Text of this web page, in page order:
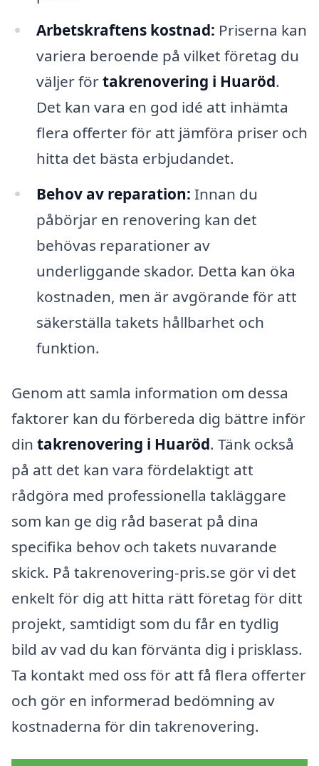
Arbetskraftens kostnad: Priserna kan
variera beroende på vilket företag du
väljer förtakrenovering i Huaröd.
Det kan vara en god idé att inhämta
flera offerter för att jämföra priser och
hitta det bästa erbjudandet.
Behov av reparation: Innan du
påbörjar en renovering kan det
behövas reparationer av
underliggande skador. Detta kan öka
kostnaden, men är avgörande för att
säkerställa takets hållbarhet och
funktion.
Genom att samla information om dessa
faktorer kan du förbereda dig bättre inför
din takrenovering i Huaröd. Tänk också
på att det kan vara fördelaktigt att
rådgöra med professionella takläggare
som kan ge dig råd baserat på dina
specifika behov och takets nuvarande
skick. På takrenovering-pris.se gör vi det
enkelt för dig att hitta rätt företag för ditt
projekt, samtidigt som du får en tydlig
bild av vad du kan förvänta dig i prisklass.
Ta kontakt med oss för att få flera offerter
och gör en informerad bedömning av
kostnaderna för din takrenovering.